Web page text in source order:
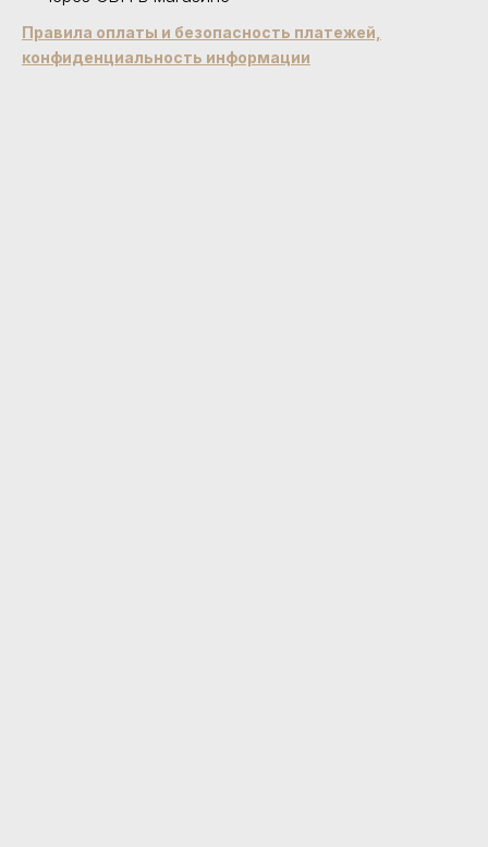
Правила оплаты и безопасность платежей,
конфиденциальность информации